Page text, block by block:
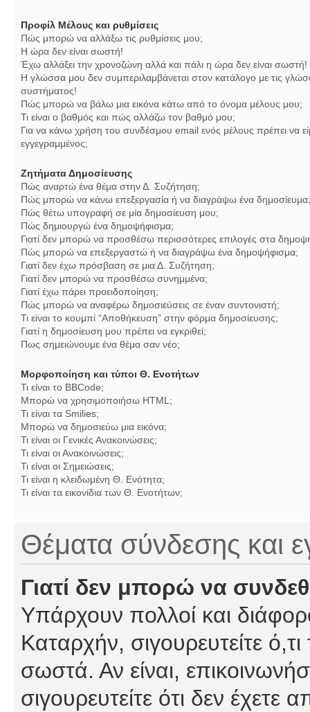
Προφίλ Μέλους και ρυθμίσεις
Πώς μπορώ να αλλάξω τις ρυθμίσεις μου;
Η ώρα δεν είναι σωστή!
Έχω αλλάξει την χρονοζώνη αλλά και πάλι η ώρα δεν είναι σωστή!
Η γλώσσα μου δεν συμπεριλαμβάνεται στον κατάλογο με τις
συστήματος!
Πώς μπορώ να βάλω μια εικόνα κάτω από το όνομα μέλους μου;
Τι είναι ο βαθμός και πώς αλλάζω τον βαθμό μου;
Για να κάνω χρήση του συνδέσμου email ενός μέλους πρέπει να
εγγεγραμμένος;
Ζητήματα Δημοσίευσης
Πώς αναρτώ ένα θέμα στην Δ. Συζήτηση;
Πώς μπορώ να κάνω επεξεργασία ή να διαγράψω ένα δημοσίευμα;
Πώς θέτω υπογραφή σε μία δημοσίευση μου;
Πώς δημιουργώ ένα δημοψήφισμα;
Γιατί δεν μπορώ να προσθέσω περισσότερες επιλογές στα
Πώς μπορώ να επεξεργαστώ ή να διαγράψω ένα δημοψήφισμα;
Γιατί δεν έχω πρόσβαση σε μια Δ. Συζήτηση;
Γιατί δεν μπορώ να προσθέσω συνημμένα;
Γιατί έχω πάρει προειδοποίηση;
Πώς μπορώ να αναφέρω δημοσιεύσεις σε έναν συντονιστή;
Τι είναι το κουμπί “Αποθήκευση” στην φόρμα δημοσίευσης;
Γιατί η δημοσίευση μου πρέπει να εγκριθεί;
Πως σημειώνουμε ένα θέμα σαν νέο;
Μορφοποίηση και τύποι Θ. Ενοτήτων
Τι είναι το BBCode;
Μπορώ να χρησιμοποιήσω HTML;
Τι είναι τα Smilies;
Μπορώ να δημοσιεύω μια εικόνα;
Τι είναι οι Γενικές Ανακοινώσεις;
Τι είναι οι Ανακοινώσεις;
Τι είναι οι Σημειώσεις;
Τι είναι η κλειδωμένη Θ. Ενότητα;
Τι είναι τα εικονίδια των Θ. Ενοτήτων;
Θέματα σύνδεσης και
Γιατί δεν μπορώ να
Υπάρχουν πολλοί και
Καταρχήν, σιγουρευτείτε
σωστά. Αν είναι,
σιγουρευτείτε ότι δεν έχετε